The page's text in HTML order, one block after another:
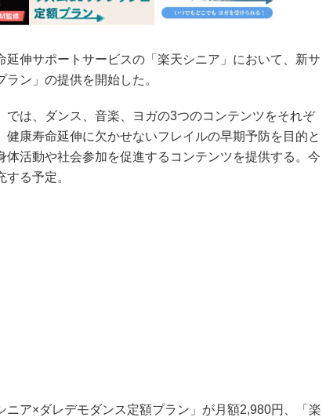
延伸サポートサービスの「楽天シニア」において、新サ
ン」の提供を開始した。
では、ダンス、音楽、ヨガの3つのコンテンツをそれぞ
健康寿命延伸に欠かせないフレイルの早期予防を目的と
体活動や社会参加を促進するコンテンツを提供する。今
る予定。
ニア×ダレデモダンス定額プラン」が月額2,980円、「楽